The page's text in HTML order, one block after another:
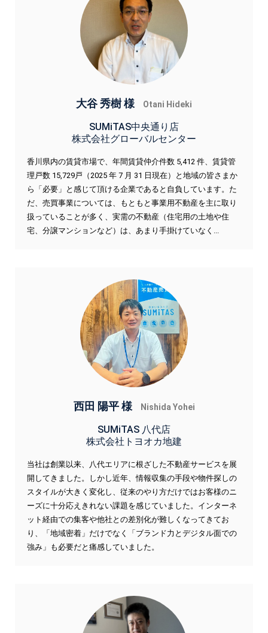
大谷 秀樹 様 Otani Hideki
SUMiTAS中央通り店
株式会社グローバルセンター
香川県内の賃貸市場で、年間賃貸仲介件数 5,412 件、賃貸管
理戸数 15,729戸（2025 年 7 月 31 日現在）と地域の皆さまか
ら「必要」と感じて頂ける企業であると自負しています。た
だ、売買事業については、もともと事業用不動産を主に取り
扱っていることが多く、実需の不動産（住宅用の土地や住
宅、分譲マンションなど）は、あまり手掛けていなく...
西田 陽平 様 Nishida Yohei
SUMiTAS 八代店
株式会社トヨオカ地建
当社は創業以来、八代エリアに根ざした不動産サービスを展
開してきました。しかし近年、情報収集の手段や物件探しの
スタイルが大きく変化し、従来のやり方だけではお客様のニ
ーズに十分応えきれない課題を感じていました。インターネ
ット経由での集客や他社との差別化が難しくなってきてお
り、「地域密着」だけでなく「ブランド力とデジタル面での
強み」も必要だと痛感していました。